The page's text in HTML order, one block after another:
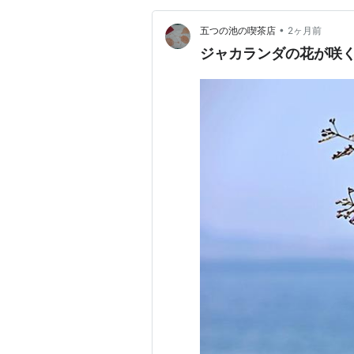
五つの池の喫茶店 • 2ヶ月前
ジャカランダの花が咲